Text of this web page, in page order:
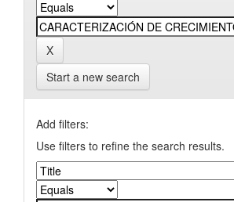
Start a new search
Add filters:
Use filters to refine the search results.